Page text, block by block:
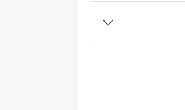
﴿وَٱلَّذِینَ